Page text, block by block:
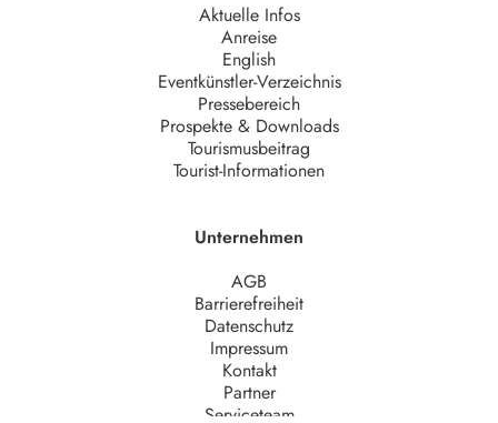
Aktuelle Infos
Anreise
English
Eventkünstler-Verzeichnis
Pressebereich
Prospekte & Downloads
Tourismusbeitrag
Tourist-Informationen
Unternehmen
AGB
Barrierefreiheit
Datenschutz
Impressum
Kontakt
Partner
Serviceteam